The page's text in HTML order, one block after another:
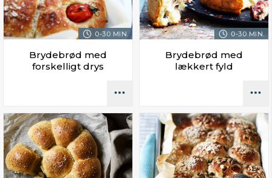
0-30 MIN.
Brydebrød med
forskelligt drys
0-30 MIN.
Brydebrød med
lækkert fyld